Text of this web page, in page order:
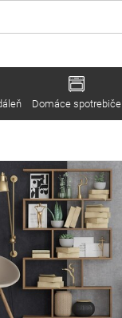
Domáce spotrebiče